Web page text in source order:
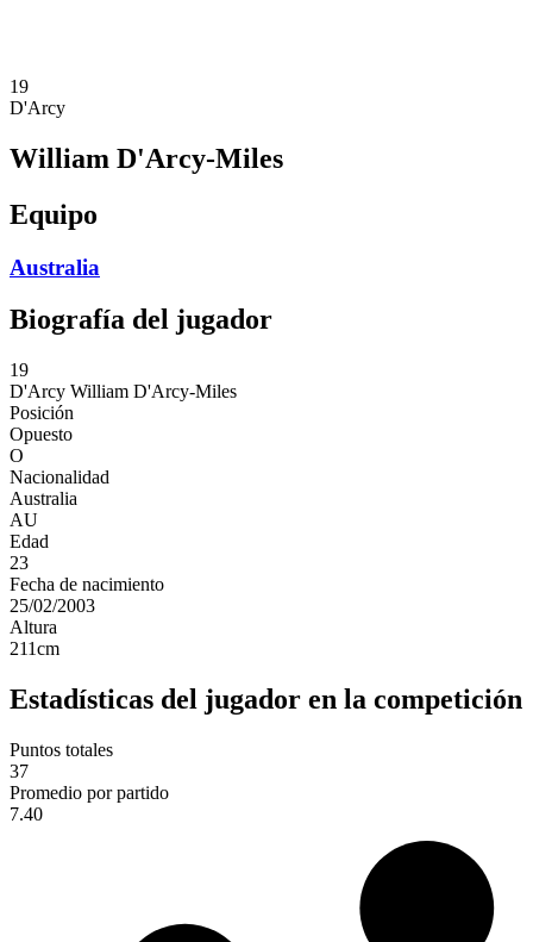
19
D'Arcy
William D'Arcy-Miles
Equipo
Australia
Biografía del jugador
19
D'Arcy William D'Arcy-Miles
Posición
Opuesto
O
Nacionalidad
Australia
AU
Edad
23
Fecha de nacimiento
25/02/2003
Altura
211cm
Estadísticas del jugador en la competición
Puntos totales
37
Promedio por partido
7.40